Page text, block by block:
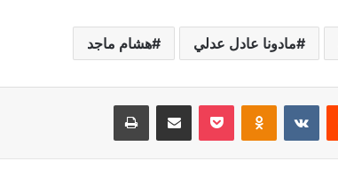
مادونا عادل عدلي هشام ماجد